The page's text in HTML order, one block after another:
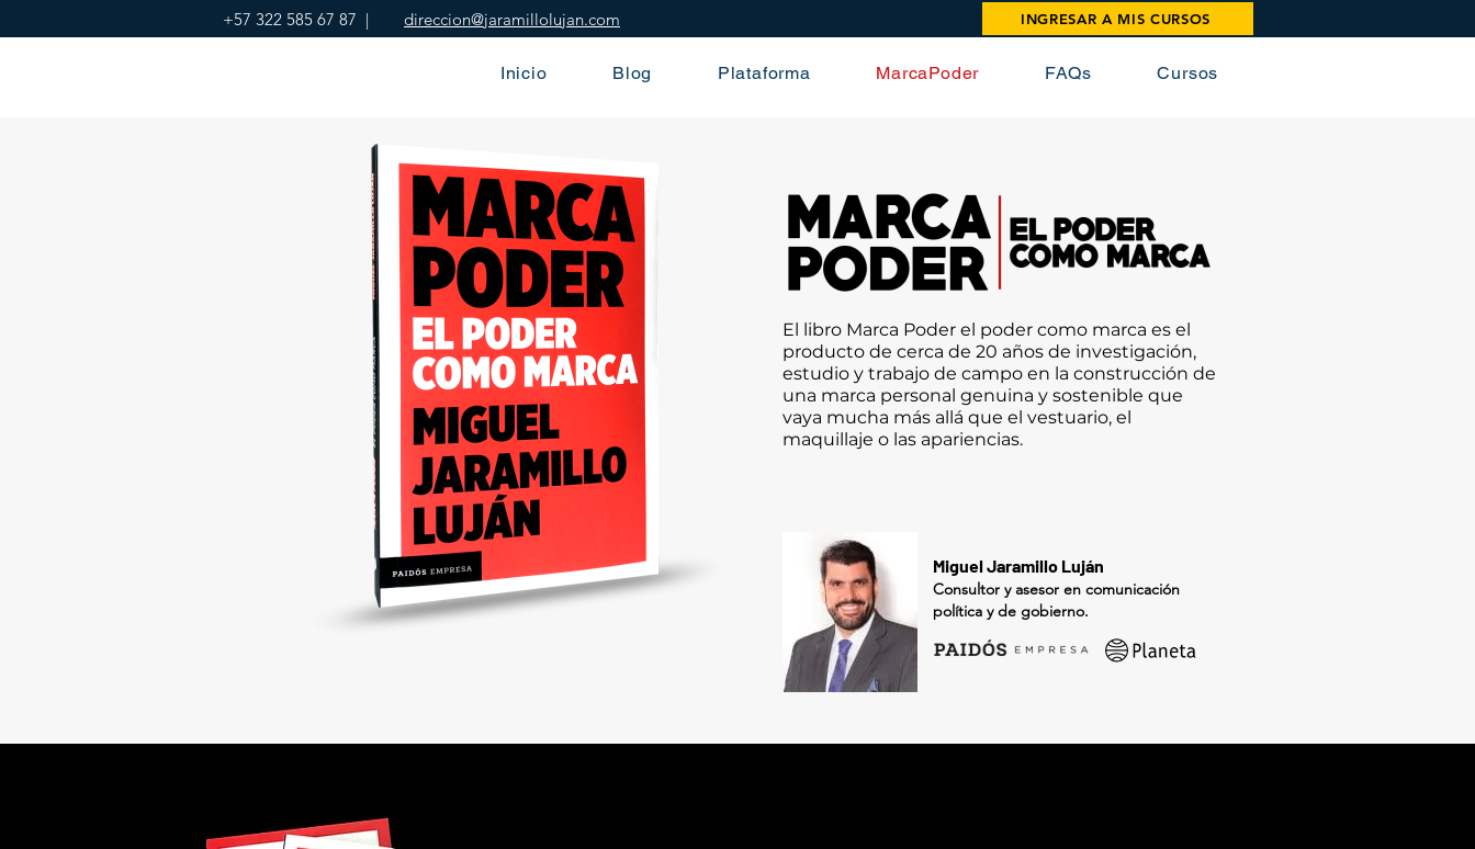
+57 322 585 67 87 | direccion@jaramillolujan.com INGRESAR A MIS CURSOS
Inicio Blog Plataforma MarcaPoder FAQs Cursos
El libro Marca Poder el poder como marca es el
producto de cerca de 20 años de investigación,
estudio y trabajo de campo en la construcción de
una marca personal genuina y sostenible que
vaya mucha más allá que el vestuario, el
maquillaje o las apariencias.
Miguel Jaramillo Luján
Consultor y asesor en comunicación
política y de gobierno.